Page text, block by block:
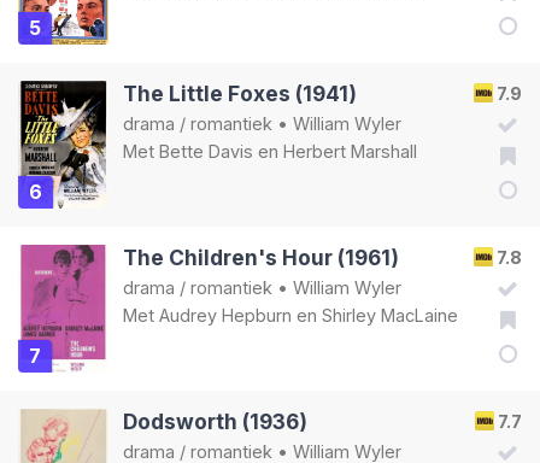
5
6
7.9
The Little Foxes (1941)
drama / romantiek • William Wyler
Met Bette Davis en Herbert Marshall
7
7.8
The Children's Hour (1961)
drama / romantiek • William Wyler
Met Audrey Hepburn en Shirley MacLaine
7.7
Dodsworth (1936)
drama / romantiek • William Wyler